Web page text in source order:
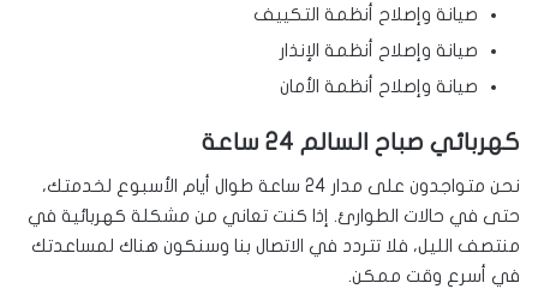
صيانة وإصلاح أنظمة التكييف
صيانة وإصلاح أنظمة الإنذار
صيانة وإصلاح أنظمة الأمان
كهربائي صباح السالم 24 ساعة
نحن متواجدون على مدار 24 ساعة طوال أيام الأسبوع لخدمتك،
حتى في حالات الطوارئ. إذا كنت تعاني من مشكلة كهربائية في
منتصف الليل، فلا تتردد في الاتصال بنا وسنكون هناك لمساعدتك
في أسرع وقت ممكن.